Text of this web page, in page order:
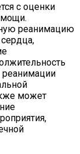
с оценки
реанимацию
реанимации
может